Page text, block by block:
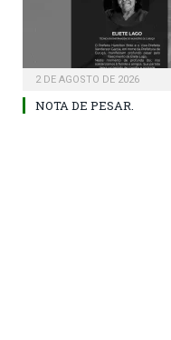
2 DE AGOSTO DE 2026
NOTA DE PESAR.